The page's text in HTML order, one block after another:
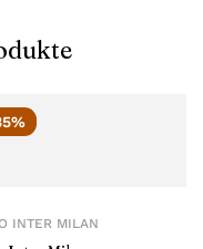
INTER MILAN